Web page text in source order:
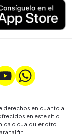
derechos en cuanto a
en este sitio
o cualquier otro
tal fin.